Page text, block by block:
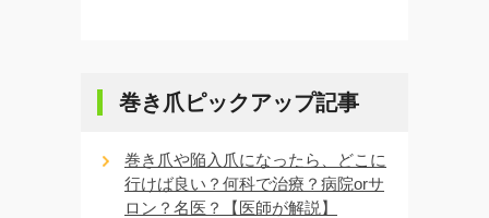
巻き爪ピックアップ記事
巻き爪や陥入爪になったら、どこに
行けば良い？何科で治療？病院orサ
ロン？名医？【医師が解説】